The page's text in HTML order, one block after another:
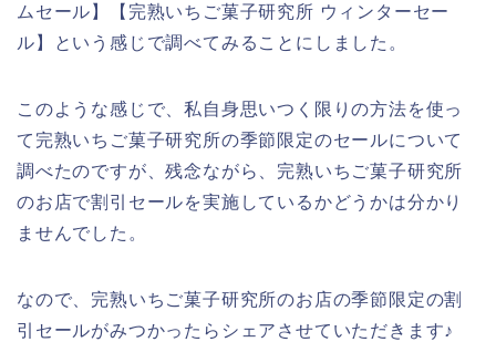
ムセール】【完熟いちご菓子研究所 ウィンターセー
ル】という感じで調べてみることにしました。
このような感じで、私自身思いつく限りの方法を使っ
て完熟いちご菓子研究所の季節限定のセールについて
調べたのですが、残念ながら、完熟いちご菓子研究所
のお店で割引セールを実施しているかどうかは分かり
ませんでした。
なので、完熟いちご菓子研究所のお店の季節限定の割
引セールがみつかったらシェアさせていただきます♪